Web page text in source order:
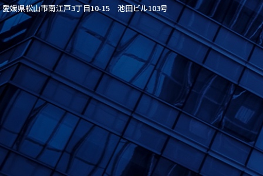
愛媛県松山市南江戸3丁目10-15 池田ビル103号